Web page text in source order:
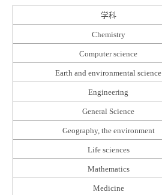
学科
Chemistry
Computer science
Earth and environmental science
Engineering
General Science
Geography, the environment
Life sciences
Mathematics
Medicine